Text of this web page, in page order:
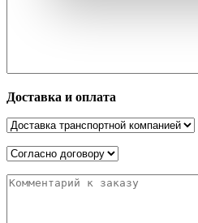
Доставка и оплата